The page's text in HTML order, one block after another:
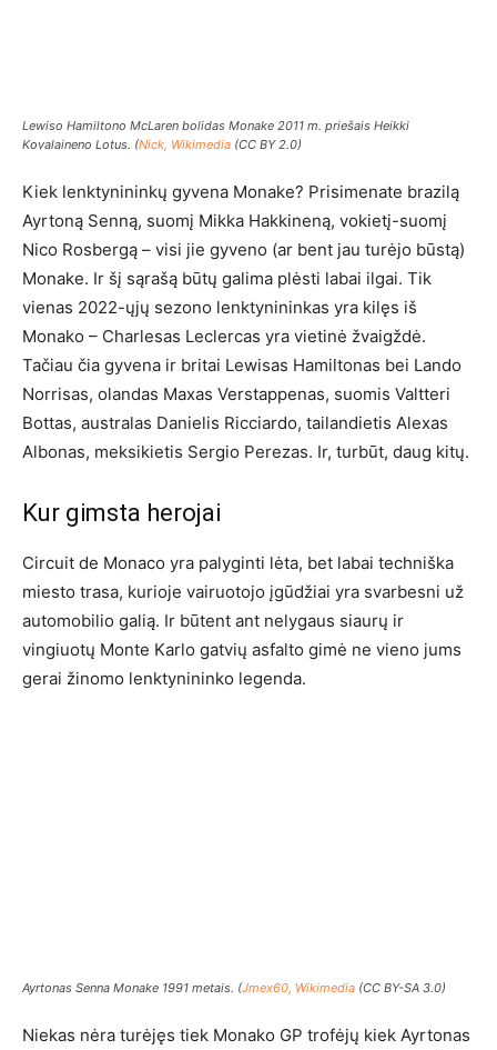
Lewiso Hamiltono McLaren bolidas Monake 2011 m. priešais Heikki
Kovalaineno Lotus. (Nick, Wikimedia (CC BY 2.0)
Kiek lenktynininkų gyvena Monake? Prisimenate brazilą
Ayrtoną Senną, suomį Mikka Hakkineną, vokietį-suomį
Nico Rosbergą – visi jie gyveno (ar bent jau turėjo būstą)
Monake. Ir šį sąrašą būtų galima plėsti labai ilgai. Tik
vienas 2022-ųjų sezono lenktynininkas yra kilęs iš
Monako – Charlesas Leclercas yra vietinė žvaigždė.
Tačiau čia gyvena ir britai Lewisas Hamiltonas bei Lando
Norrisas, olandas Maxas Verstappenas, suomis Valtteri
Bottas, australas Danielis Ricciardo, tailandietis Alexas
Albonas, meksikietis Sergio Perezas. Ir, turbūt, daug kitų.
Kur gimsta herojai
Circuit de Monaco yra palyginti lėta, bet labai techniška
miesto trasa, kurioje vairuotojo įgūdžiai yra svarbesni už
automobilio galią. Ir būtent ant nelygaus siaurų ir
vingiuotų Monte Karlo gatvių asfalto gimė ne vieno jums
gerai žinomo lenktynininko legenda.
Ayrtonas Senna Monake 1991 metais. (Jmex60, Wikimedia (CC BY-SA 3.0)
Niekas nėra turėjęs tiek Monako GP trofėjų kiek Ayrtonas